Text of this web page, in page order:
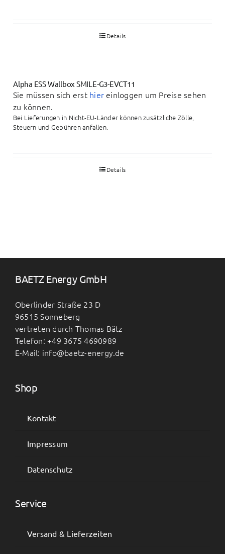
Details
Alpha ESS Wallbox SMILE-G3-EVCT11
Sie müssen sich erst hier einloggen um Preise sehen
zu können.
Bei Lieferungen in Nicht-EU-Länder können zusätzliche Zölle,
Steuern und Gebühren anfallen.
Details
BAETZ Energy GmbH
Oberlinder Straße 23 D
96515 Sonneberg
vertreten durch Thomas Bätz
Telefon: +49 3675 4690989
E-Mail: info@baetz-energy.de
Shop
Kontakt
Impressum
Datenschutz
Service
Versand & Lieferzeiten